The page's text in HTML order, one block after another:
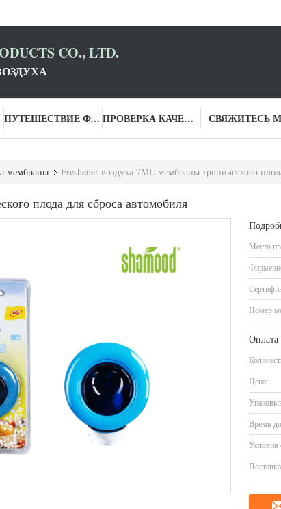
CO., LTD.
ПУТЕШЕСТВИЕ ФАБРИКИ ПРОВЕРКА КАЧЕСТВА СВЯЖИТЕСЬ
мембраны Freshener воздуха 7ML мембраны тропического
плода для сброса автомобиля
Место
Номер
Оплата
Цена:
Время
Условия